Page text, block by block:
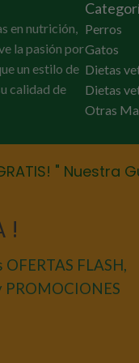
en nutrición,
la pasión por
un estilo de
calidad de
Perros
Gatos
Dietas
Dietas
Otras
" Nuestra
!
FLASH,